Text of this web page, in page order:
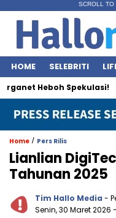
SCROLL TO
HOME SELEBRITI
Heboh Spekulasi!
Home / Pers Rilis
Lianlian
Tahunan 2025
Tim Hallo Media -
Senin, 30 Maret 2026